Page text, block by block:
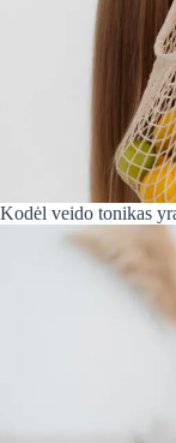
Kodėl veido tonikas